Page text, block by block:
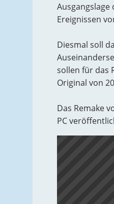
Ausgangslage
Ereignissen
Diesmal soll
sollen für das
Original von
Das Remake
PC